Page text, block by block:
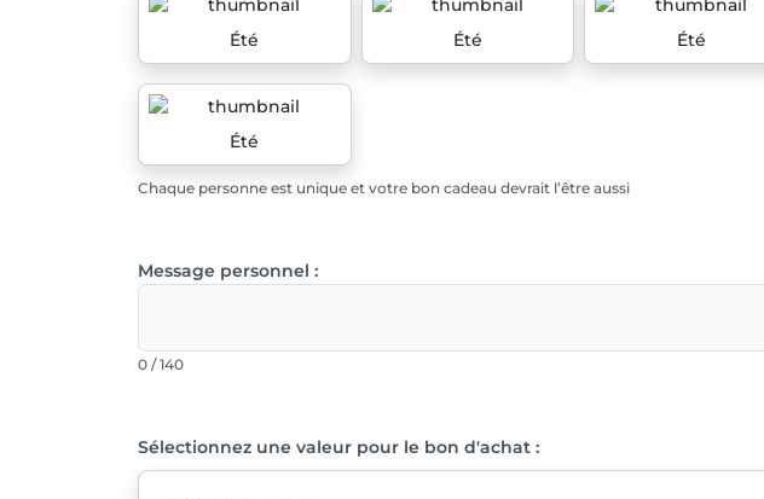
Été Été Été
Été
Chaque personne est unique et votre bon cadeau devrait l’être aussi
Message personnel :
0 / 140
Sélectionnez une valeur pour le bon d'achat :